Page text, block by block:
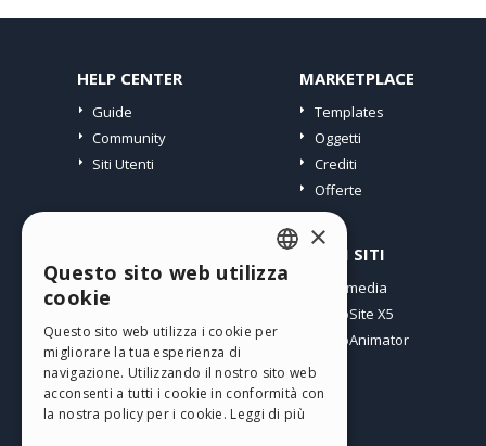
HELP CENTER
Guide
Community
Siti Utenti
MARKETPLACE
Templates
Oggetti
Crediti
Offerte
I miei post
I miei Download
Spazio Web
I miei Crediti
ALTRI SITI
Incomedia
WebSite X5
WebAnimator
ENGLISH
SPANISH
PORTUGUESE
×
Questo sito web utilizza
cookie
Questo sito web utilizza i cookie per
migliorare la tua esperienza di
navigazione. Utilizzando il nostro sito web
acconsenti a tutti i cookie in conformità con
la nostra policy per i cookie. Leggi di più